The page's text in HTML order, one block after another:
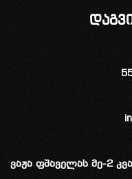
ვაჟა ფშაველას მე-2